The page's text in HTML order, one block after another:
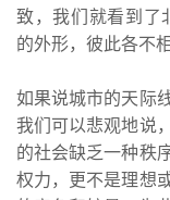
致，我们就看到了
的外形，彼此各不
如果说城市的天际
我们可以悲观地说
的社会缺乏一种秩
权力，更不是理想